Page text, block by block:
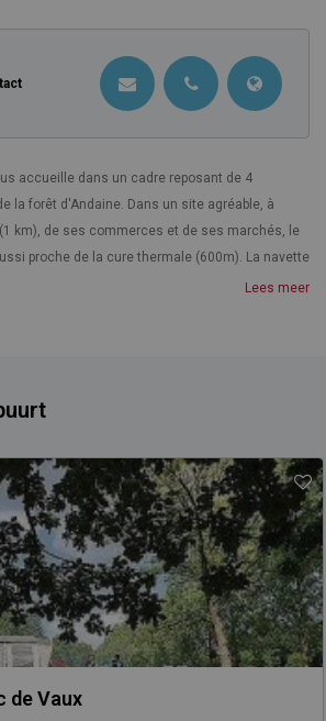
accueille dans un cadre reposant de 4
la forêt d'Andaine. Dans un site agréable, à
km), de ses commerces et de ses marchés, le
proche de la cure thermale (600m). La navette
Lees meer
de Vaux